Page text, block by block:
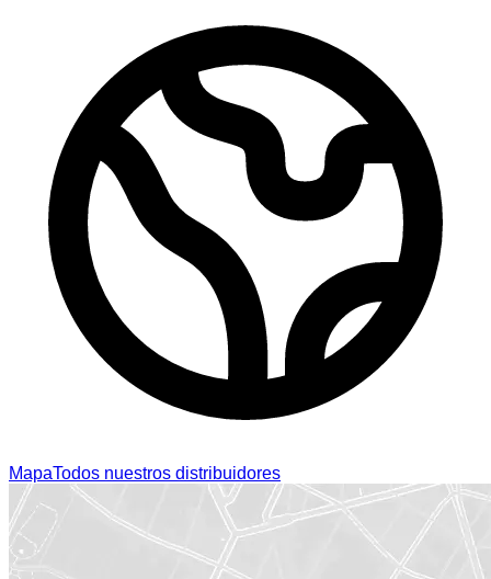
MapaTodos nuestros distribuidores